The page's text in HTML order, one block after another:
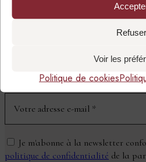
Refuser
Voir les
Politique de cookies
SUIVRE LA
PAR EMAIL
Je m'abonne à la newsletter
politique de confidentialité de la